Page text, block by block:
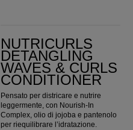
NUTRICURLS
DETANGLING
WAVES & CURLS
CONDITIONER
Pensato per districare e nutrire
leggermente, con Nourish-In
Complex, olio di jojoba e pantenolo
per riequilibrare l’idratazione.